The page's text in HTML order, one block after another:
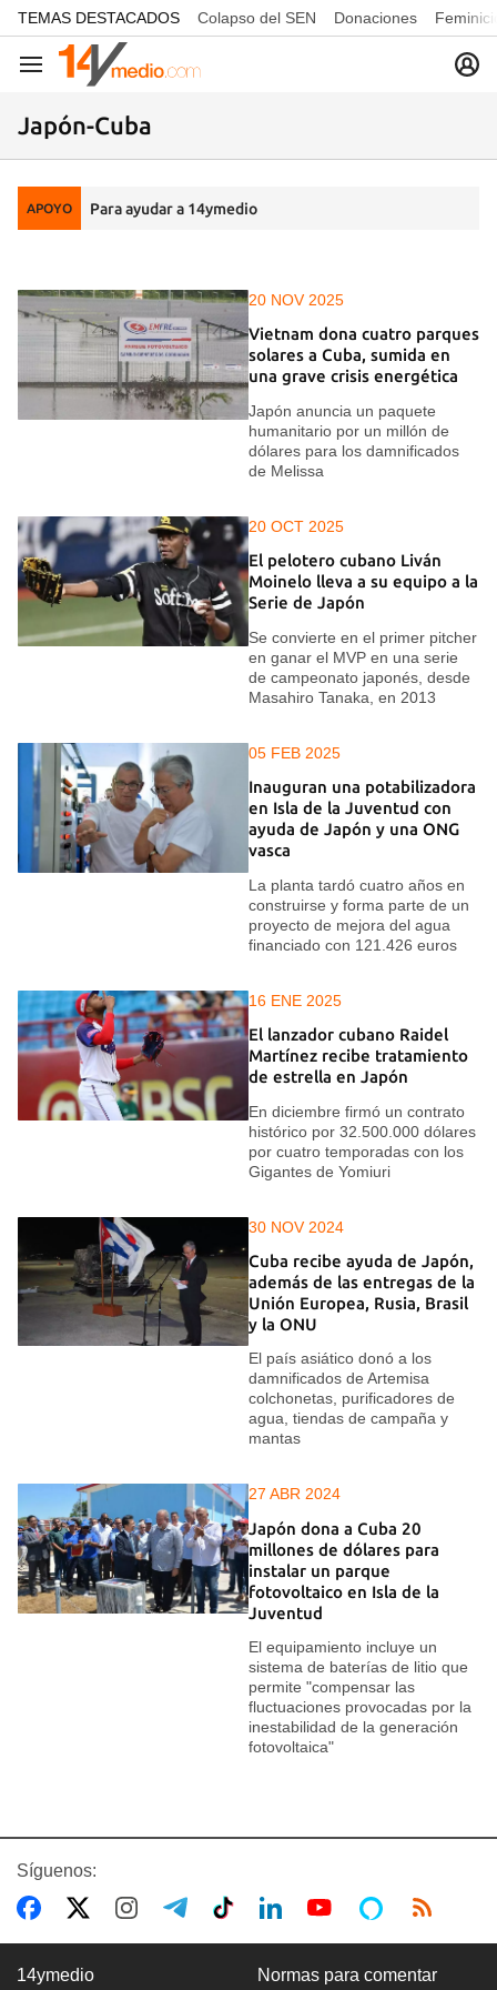
common.go-to-content
TEMAS DESTACADOS Colapso del SEN Donaciones
Navegación
Japón-Cuba
APOYO Para ayudar a 14ymedio
20 NOV 2025
Vietnam dona cuatro parques
solares a Cuba, sumida en
una grave crisis energética
Japón anuncia un paquete
humanitario por un millón de
dólares para los damnificados
de Melissa
20 OCT 2025
El pelotero cubano Liván
Moinelo lleva a su equipo a la
Serie de Japón
Se convierte en el primer pitcher
en ganar el MVP en una serie
de campeonato japonés, desde
Masahiro Tanaka, en 2013
05 FEB 2025
Inauguran una potabilizadora
en Isla de la Juventud con
ayuda de Japón y una ONG
vasca
La planta tardó cuatro años en
construirse y forma parte de un
proyecto de mejora del agua
financiado con 121.426 euros
16 ENE 2025
El lanzador cubano Raidel
Martínez recibe tratamiento
de estrella en Japón
En diciembre firmó un contrato
histórico por 32.500.000 dólares
por cuatro temporadas con los
Gigantes de Yomiuri
30 NOV 2024
Cuba recibe ayuda de Japón,
además de las entregas de la
Unión Europea, Rusia, Brasil
y la ONU
El país asiático donó a los
damnificados de Artemisa
colchonetas, purificadores de
agua, tiendas de campaña y
mantas
27 ABR 2024
Japón dona a Cuba 20
millones de dólares para
instalar un parque
fotovoltaico en Isla de la
Juventud
El equipamiento incluye un
sistema de baterías de litio que
permite "compensar las
fluctuaciones provocadas por la
inestabilidad de la generación
fotovoltaica"
Síguenos:
14ymedio Normas para comentar